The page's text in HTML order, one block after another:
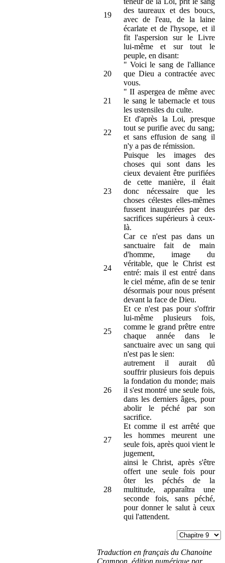
19
des taureaux et des boucs,
avec de l'eau, de la laine
écarlate et de l'hysope, et il
fit l'aspersion sur le Livre
lui-même et sur tout le
peuple, en disant:
20
" Voici le sang de l'alliance
que Dieu a contractée avec
vous.
21
" II aspergea de même avec
le sang le tabernacle et tous
les ustensiles du culte.
22
Et d'après la Loi, presque
tout se purifie avec du sang;
et sans effusion de sang il
n'y a pas de rémission.
23
Puisque les images des
choses qui sont dans les
cieux devaient être purifiées
de cette manière, il était
donc nécessaire que les
choses célestes elles-mêmes
fussent inaugurées par des
sacrifices supérieurs à ceux-
Ià.
24
Car ce n'est pas dans un
sanctuaire fait de main
d'homme, image du
véritable, que le Christ est
entré: mais il est entré dans
le ciel méme, afin de se tenir
désormais pour nous présent
devant la face de Dieu.
25
Et ce n'est pas pour s'offrir
lui-même plusieurs fois,
comme le grand prêtre entre
chaque année dans le
sanctuaire avec un sang qui
n'est pas le sien:
26
autrement il aurait dû
souffrir plusieurs fois depuis
la fondation du monde; mais
il s'est montré une seule fois,
dans les derniers âges, pour
abolir le péché par son
sacrifice.
27
Et comme il est arrêté que
les hommes meurent une
seule fois, après quoi vient le
jugement,
28
ainsi le Christ, après s'être
offert une seule fois pour
ôter les péchés de la
multitude, apparaîtra une
seconde fois, sans péché,
pour donner le salut à ceux
qui l'attendent.
Traduction en français du Chanoine
Crampon, édition numérique par